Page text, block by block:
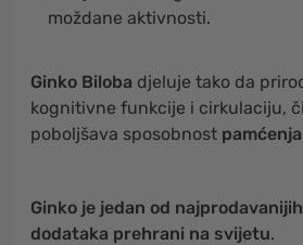
moždane aktivnosti.
Ginko Biloba djeluje tako da
kognitivne funkcije i cirkulaciju,
poboljšava sposobnost pamćenja
Ginko je jedan od
dodataka prehrani na svijetu.